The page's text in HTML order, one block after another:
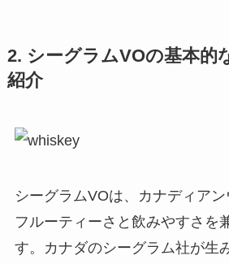
2. シーグラムVOの基本的
紹介
シーグラムVOは、カナディア
フルーティーさと飲みやすさを
す。カナダのシーグラム社が生